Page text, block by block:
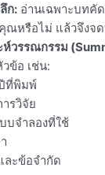
ก:อ่านเฉพาะบทคั
คุณหรือไม่ แล้วจึงจ
ห์วรรณกรรม
ข้อ เช่น:
ที่พิมพ์
รวิจัย
บจำลองที่ใช้
ละข้อจำกัด